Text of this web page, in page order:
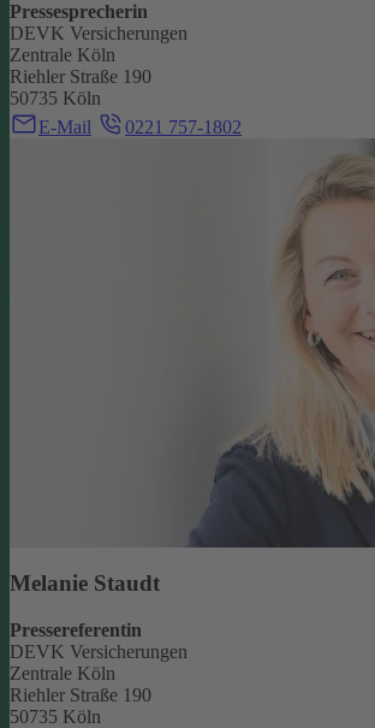
Pressesprecherin
DEVK Versicherungen
Zentrale Köln
Riehler Straße 190
50735 Köln
E-Mail
0221 757-1802
Melanie Staudt
Pressereferentin
DEVK Versicherungen
Zentrale Köln
Riehler Straße 190
50735 Köln